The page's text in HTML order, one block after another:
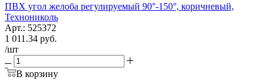
ПВХ угол желоба регулируемый 90°-150°, коричневый,
Технониколь
Арт.: 525372
1 011.34 руб.
/шт
В корзину